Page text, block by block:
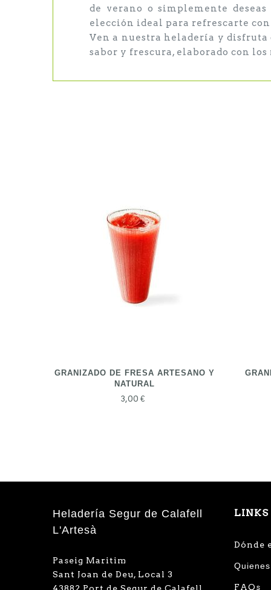
de verano o simplemente
elección ideal para refrescarte
Ven a nuestra heladería y
sabor y frescura, elaborado con
GRANIZADO DE FRESA ARTESANO Y
NATURAL
3,00 €
Heladería Segur de Calafell
L'Artesà
Paseig Maritim
Sant Joan de Deu, Local 3
LINKS
Dónde
FAQs